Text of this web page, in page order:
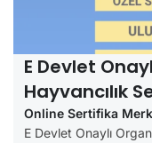
E Devlet
Hayvancılık
Online Sertifika
E Devlet Onaylı